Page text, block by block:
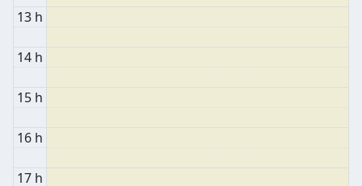
13 h
14 h
15 h
16 h
17 h